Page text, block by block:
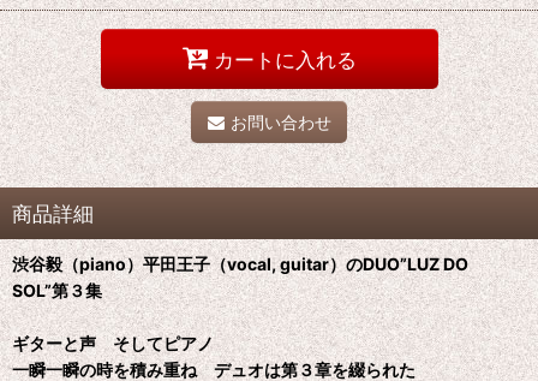
カートに入れる
お問い合わせ
商品詳細
渋谷毅（piano）平田王子（vocal, guitar）のDUO”LUZ DO
SOL”第３集
ギターと声 そしてピアノ
一瞬一瞬の時を積み重ね デュオは第３章を綴られた